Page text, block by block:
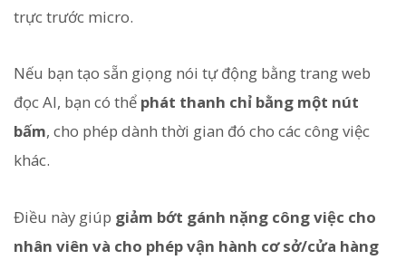
trực trước micro.
Nếu bạn tạo sẵn giọng nói tự động bằng trang web
đọc AI, bạn có thể phát thanh chỉ bằng một nút
bấm, cho phép dành thời gian đó cho các công việc
khác.
Điều này giúp giảm bớt gánh nặng công việc cho
nhân viên và cho phép vận hành cơ sở/cửa hàng